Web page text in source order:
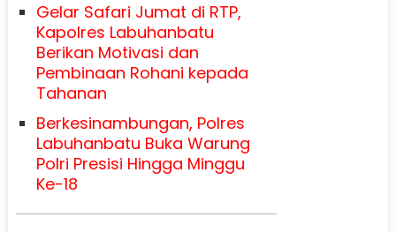
Gelar Safari Jumat di RTP,
Kapolres Labuhanbatu
Berikan Motivasi dan
Pembinaan Rohani kepada
Tahanan
Berkesinambungan, Polres
Labuhanbatu Buka Warung
Polri Presisi Hingga Minggu
Ke-18